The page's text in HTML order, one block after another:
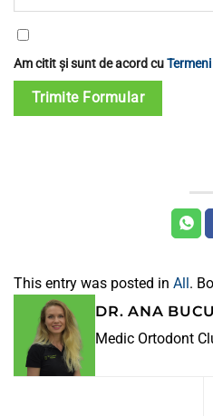
Am citit și sunt de acord cu
Trimite Formular
This entry was posted in All.
DR. ANA
Medic Ortodont